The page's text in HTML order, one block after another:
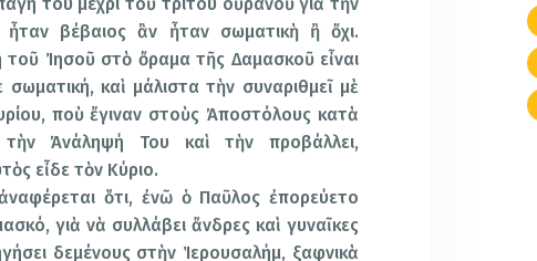
βέβαιος ἂν ἦταν σωματικὴ ἢ ὄχι.
τοῦ Ἰησοῦ στὸ ὄραμα τῆς Δαμασκοῦ εἶναι
καὶ μάλιστα τὴν συναριθμεῖ μὲ
ποὺ ἔγιναν στοὺς Ἀποστόλους κατὰ
Ἀνάληψή Του καὶ τὴν προβάλλει,
εἶδε τὸν Κύριο.
ἀναφέρεται ὅτι, ἐνῶ ὁ Παῦλος ἐπορεύετο
γιὰ νὰ συλλάβει ἄνδρες καὶ γυναῖκες
δεμένους στὴν Ἱερουσαλήμ, ξαφνικὰ